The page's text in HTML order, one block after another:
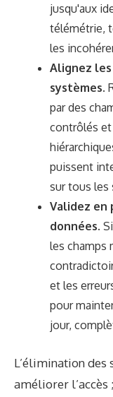
jusqu'aux
télémétrie,
les
Alignez
systèmes.
par des
contrôlés et
puissent
sur tous les
Validez en
données.
les champs
et les
pour
jour,
L’élimination des
améliorer l’accès